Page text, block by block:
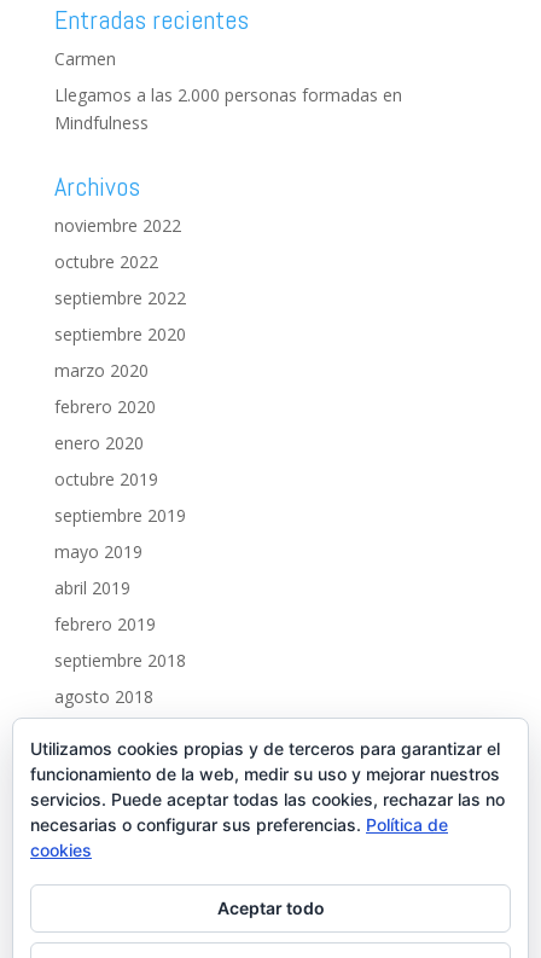
Entradas recientes
Carmen
Llegamos a las 2.000 personas formadas en
Mindfulness
Archivos
noviembre 2022
octubre 2022
septiembre 2022
septiembre 2020
marzo 2020
febrero 2020
enero 2020
octubre 2019
septiembre 2019
mayo 2019
abril 2019
febrero 2019
septiembre 2018
agosto 2018
febrero 2018
enero 2018
Utilizamos cookies propias y de terceros para garantizar el
funcionamiento de la web, medir su uso y mejorar nuestros
servicios. Puede aceptar todas las cookies, rechazar las no
necesarias o configurar sus preferencias. Política de
cookies
Aceptar todo